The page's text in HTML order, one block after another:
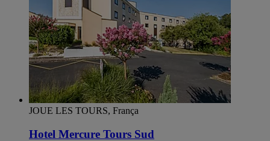
JOUE LES TOURS, França
Hotel Mercure Tours Sud